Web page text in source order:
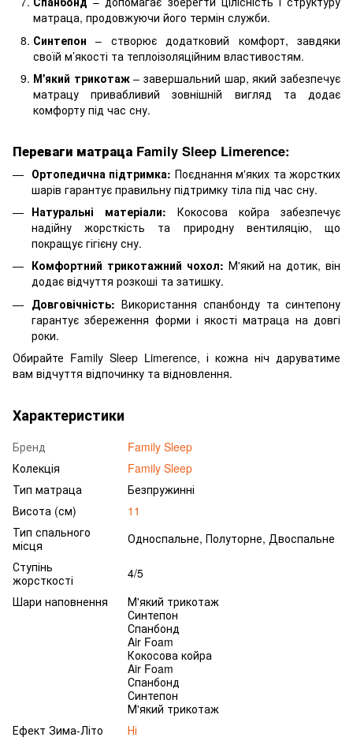
матраца, продовжуючи його термін служби.
Синтепон – створює додатковий комфорт, завдяки
своїй м’якості та теплоізоляційним властивостям.
М'який трикотаж– завершальний шар, який забезпечує
матрацу привабливий зовнішній вигляд та додає
комфорту під час сну.
Переваги матраца Family Sleep Limerence:
Ортопедична підтримка: Поєднання м'яких та жорстких
шарів гарантує правильну підтримку тіла під час сну.
Натуральні матеріали: Кокосова койра забезпечує
надійну жорсткість та природну вентиляцію, що
покращує гігієну сну.
Комфортний трикотажний чохол: М'який на дотик, він
додає відчуття розкоші та затишку.
Довговічність: Використання спанбонду та синтепону
гарантує збереження форми і якості матраца на довгі
роки.
Обирайте Family Sleep Limerence, і кожна ніч даруватиме
вам відчуття відпочинку та відновлення.
Характеристики
Бренд
Family Sleep
Колекція
Family Sleep
Тип матраца
Безпружинні
Висота (см)
11
Тип спального
місця
Односпальне, Полуторне, Двоспальне
Ступінь
жорсткості
4/5
Шари наповнення
М'який трикотаж
Синтепон
Спанбонд
Air Foam
Кокосова койра
Air Foam
Спанбонд
Синтепон
М'який трикотаж
Ефект Зима-Літо
Ні